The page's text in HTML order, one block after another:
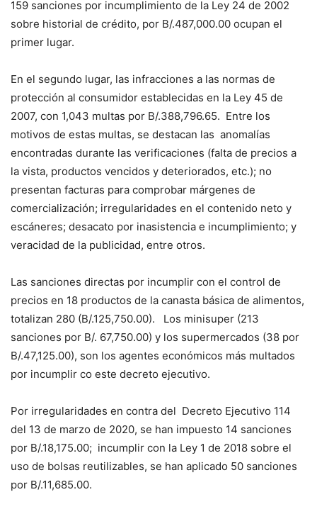
159 sanciones por incumplimiento de la Ley 24 de 2002
sobre historial de crédito, por B/.487,000.00 ocupan el
primer lugar.
En el segundo lugar, las infracciones a las normas de
protección al consumidor establecidas en la Ley 45 de
2007, con 1,043 multas por B/.388,796.65. Entre los
motivos de estas multas, se destacan las anomalías
encontradas durante las verificaciones (falta de precios a
la vista, productos vencidos y deteriorados, etc.); no
presentan facturas para comprobar márgenes de
comercialización; irregularidades en el contenido neto y
escáneres; desacato por inasistencia e incumplimiento; y
veracidad de la publicidad, entre otros.
Las sanciones directas por incumplir con el control de
precios en 18 productos de la canasta básica de alimentos,
totalizan 280 (B/.125,750.00). Los minisuper (213
sanciones por B/. 67,750.00) y los supermercados (38 por
B/.47,125.00), son los agentes económicos más multados
por incumplir co este decreto ejecutivo.
Por irregularidades en contra del Decreto Ejecutivo 114
del 13 de marzo de 2020, se han impuesto 14 sanciones
por B/.18,175.00; incumplir con la Ley 1 de 2018 sobre el
uso de bolsas reutilizables, se han aplicado 50 sanciones
por B/.11,685.00.